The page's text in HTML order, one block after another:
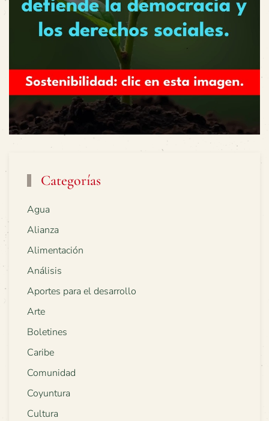
Categorías
Agua
Alianza
Alimentación
Análisis
Aportes para el desarrollo
Arte
Boletines
Caribe
Comunidad
Coyuntura
Cultura